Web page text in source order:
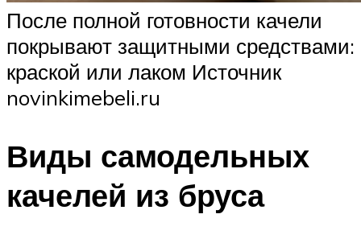
После полной готовности качели
покрывают защитными средствами:
краской или лаком Источник
novinkimebeli.ru
Виды самодельных
качелей из бруса